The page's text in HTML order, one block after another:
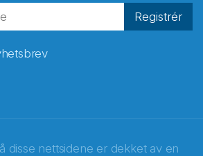
Registrér
disse nettsidene er dekket av en